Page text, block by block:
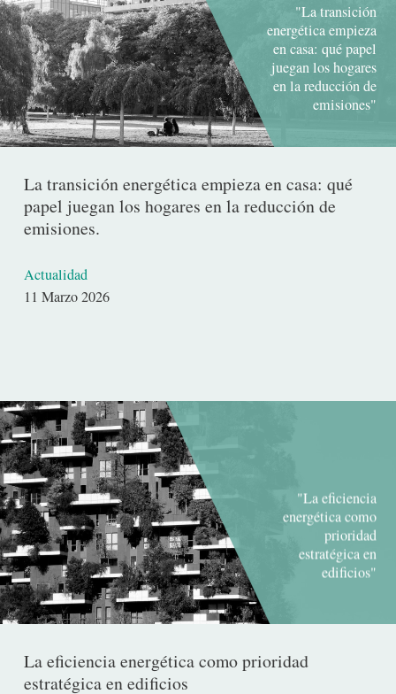
"La transición
energética empieza
en casa: qué papel
juegan los hogares
en la reducción de
emisiones"
La transición energética empieza en casa: qué
papel juegan los hogares en la reducción de
emisiones.
Actualidad
Fecha11 Marzo 2026
"La eficiencia
energética como
prioridad
estratégica en
edificios"
La eficiencia energética como prioridad
estratégica en edificios